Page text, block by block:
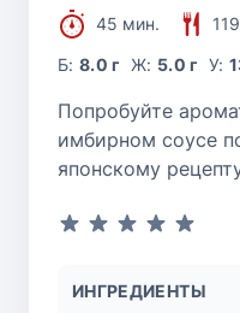
45 мин.
Б:8.0 г Ж: 5.0 г У:
Попробуйте
имбирном соусе
японскому
ИНГРЕДИЕНТЫ